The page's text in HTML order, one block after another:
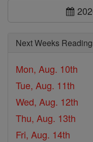
Next Weeks
Mon, Aug. 10th
Tue, Aug. 11th
Wed, Aug. 12th
Thu, Aug. 13th
Fri, Aug. 14th